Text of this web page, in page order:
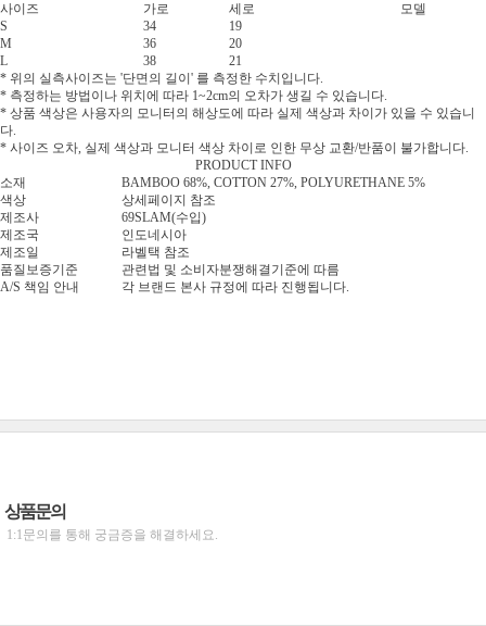
사이즈 가로 세로
모델
S
34
19
M
36
20
L
38
21
* 위의 실측사이즈는 '단면의 길이' 를 측정한 수치입니다.
* 측정하는 방법이나 위치에 따라 1~2cm의 오차가 생길 수 있습니다.
* 상품 색상은 사용자의 모니터의 해상도에 따라 실제 색상과 차이가 있을 수 있습니
다.
* 사이즈 오차, 실제 색상과 모니터 색상 차이로 인한 무상 교환/반품이 불가합니다.
PRODUCT INFO
소재
BAMBOO 68%, COTTON 27%, POLYURETHANE 5%
색상
상세페이지 참조
제조사
69SLAM(수입)
제조국
인도네시아
제조일
라벨택 참조
품질보증기준
관련법 및 소비자분쟁해결기준에 따름
A/S 책임 안내
각 브랜드 본사 규정에 따라 진행됩니다.
상품문의
1:1문의를 통해 궁금증을 해결하세요.